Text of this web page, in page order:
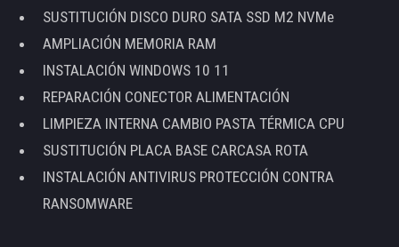
SUSTITUCIÓN DISCO DURO SATA SSD M2 NVMe
AMPLIACIÓN MEMORIA RAM
INSTALACIÓN WINDOWS 10 11
REPARACIÓN CONECTOR ALIMENTACIÓN
LIMPIEZA INTERNA CAMBIO PASTA TÉRMICA CPU
SUSTITUCIÓN PLACA BASE CARCASA ROTA
INSTALACIÓN ANTIVIRUS PROTECCIÓN CONTRA
RANSOMWARE